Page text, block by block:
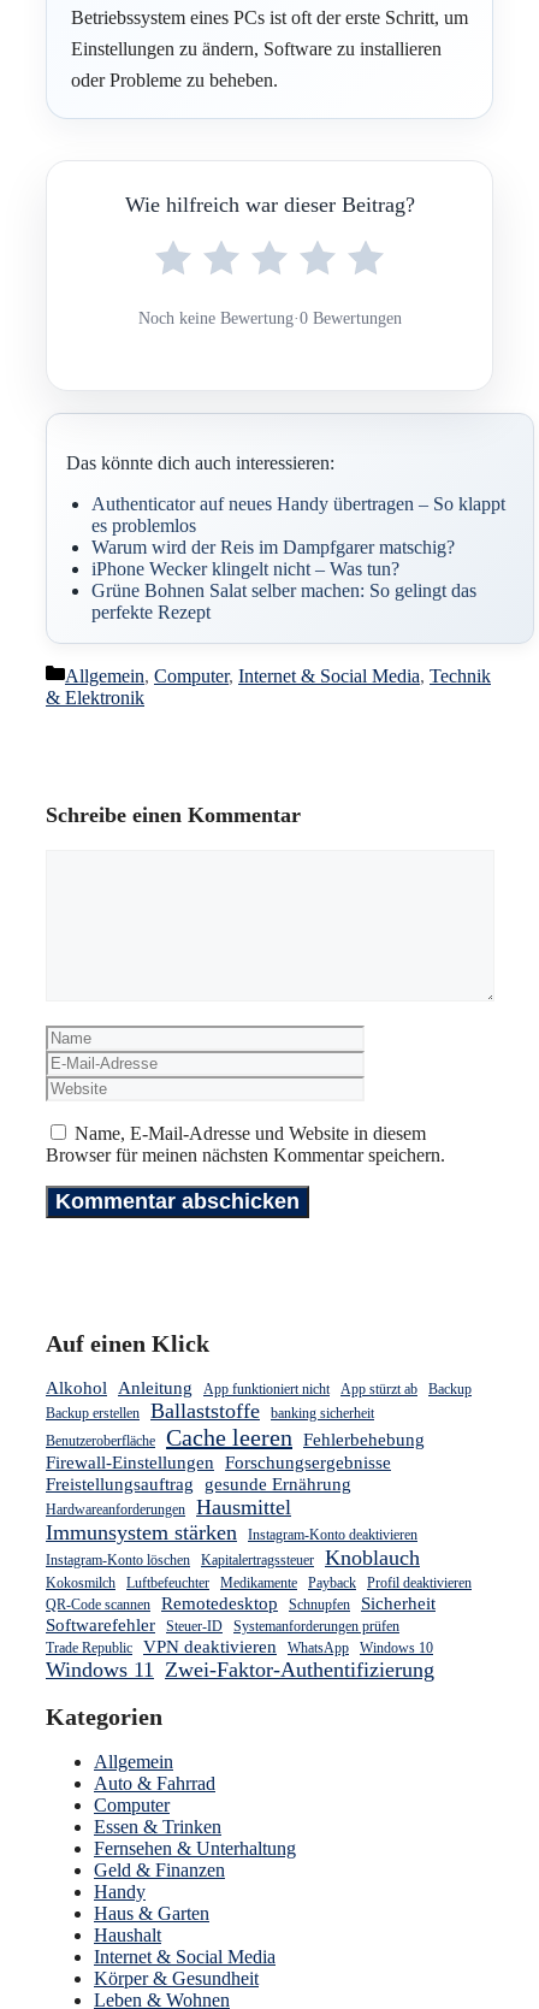
Betriebssystem eines PCs ist oft der erste Schritt, um
Einstellungen zu ändern, Software zu installieren
oder Probleme zu beheben.
Wie hilfreich war dieser Beitrag?
Noch keine Bewertung·0 Bewertungen
Das könnte dich auch interessieren:
Authenticator auf neues Handy übertragen – So klappt
es problemlos
Warum wird der Reis im Dampfgarer matschig?
iPhone Wecker klingelt nicht – Was tun?
Grüne Bohnen Salat selber machen: So gelingt das
perfekte Rezept
Kategorien
Allgemein, Computer, Internet & Social Media, Technik
& Elektronik
Schreibe einen Kommentar
Name
Mail-
Adresse
Name, E-Mail-Adresse und Website in diesem
Browser für meinen nächsten Kommentar speichern.
Auf einen Klick
Alkohol Anleitung App funktioniert nicht App stürzt ab
Backup
Backup erstellen
Ballaststoffe
banking sicherheit
Benutzeroberfläche
Cache leeren Fehlerbehebung
Firewall-Einstellungen Forschungsergebnisse
Freistellungsauftrag
gesunde Ernährung
Hardwareanforderungen
Hausmittel
Immunsystem stärken
Instagram-Konto deaktivieren
Instagram-Konto löschen
Kapitalertragssteuer Knoblauch
Kokosmilch Luftbefeuchter Medikamente Payback
Profil deaktivieren
QR-Code scannen
Remotedesktop Schnupfen
Sicherheit
Softwarefehler
Steuer-ID
Systemanforderungen prüfen
Trade Republic
VPN deaktivieren WhatsApp Windows 10
Windows 11 Zwei-Faktor-Authentifizierung
Kategorien
Allgemein
Auto & Fahrrad
Computer
Essen & Trinken
Fernsehen & Unterhaltung
Geld & Finanzen
Handy
Haus & Garten
Haushalt
Internet & Social Media
Körper & Gesundheit
Leben & Wohnen